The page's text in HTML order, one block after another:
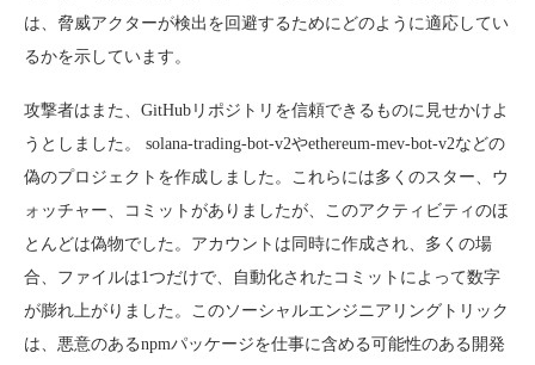
は、脅威アクターが検出を回避するためにどのように適応してい
るかを示しています。
攻撃者はまた、GitHubリポジトリを信頼できるものに見せかけよ
うとしました。 solana-trading-bot-v2やethereum-mev-bot-v2などの
偽のプロジェクトを作成しました。これらには多くのスター、ウ
ォッチャー、コミットがありましたが、このアクティビティのほ
とんどは偽物でした。アカウントは同時に作成され、多くの場
合、ファイルは1つだけで、自動化されたコミットによって数字
が膨れ上がりました。このソーシャルエンジニアリングトリック
は、悪意のあるnpmパッケージを仕事に含める可能性のある開発